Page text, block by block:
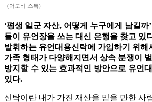
(어도비 스톡)
‘평생 일군 자산, 어떻게 누구에게 남길까
들이 유언장을 쓰는 대신 은행을 찾고 있
발휘하는 유언대용신탁에 가입하기 위해
가족 형태가 다양해지면서 상속 분쟁이
방지할 수 있는 효과적인 방안으로 유언
있다.
신탁이란 내가 가진 재산을 믿을 만한 사